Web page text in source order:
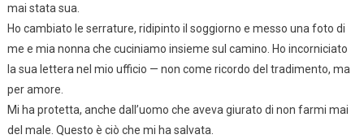
mai stata sua.
Ho cambiato le serrature, ridipinto il soggiorno e messo una foto di
me e mia nonna che cuciniamo insieme sul camino. Ho incorniciato
la sua lettera nel mio ufficio — non come ricordo del tradimento, ma
per amore.
Mi ha protetta, anche dall’uomo che aveva giurato di non farmi mai
del male. Questo è ciò che mi ha salvata.